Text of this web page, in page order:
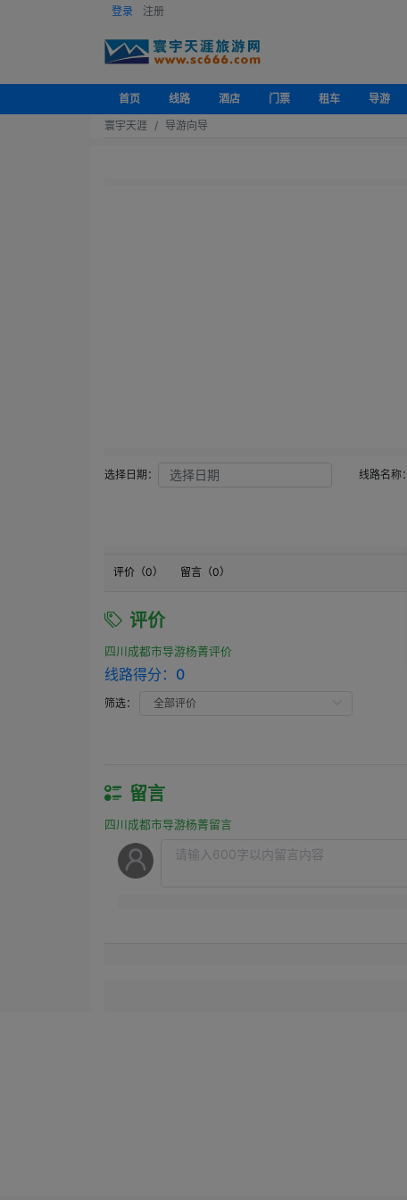
登录 注册
首页 线路 酒店 门票 租车 导游
寰宇天涯
导游向导
选择日期： 线路名称：
评价（0） 留言（0）
评价
四川成都市导游杨菁评价
线路得分： 0
筛选：
留言
四川成都市导游杨菁留言